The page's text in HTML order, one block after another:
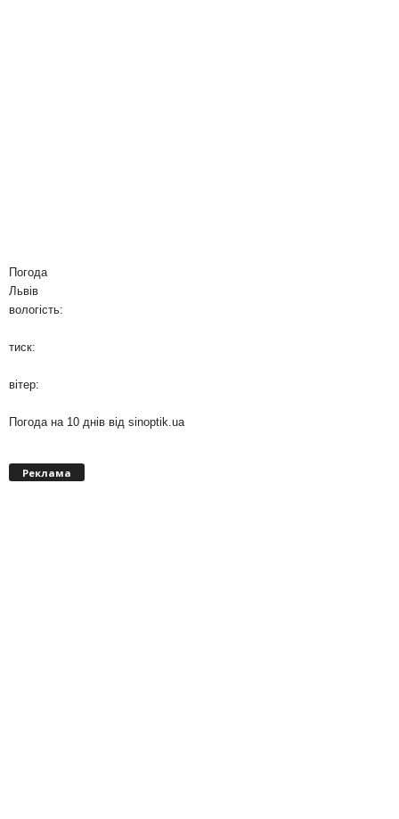
Погода
Львів
вологість:
тиск:
вітер:
Погода на 10 днів від sinoptik.ua
Реклама